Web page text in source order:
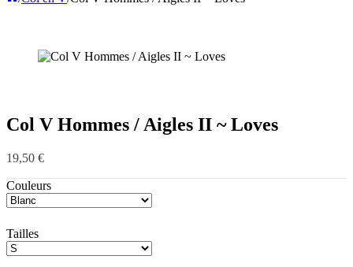
Col V Hommes / Aigles II ~ Loves
19,50 €
Couleurs
Tailles